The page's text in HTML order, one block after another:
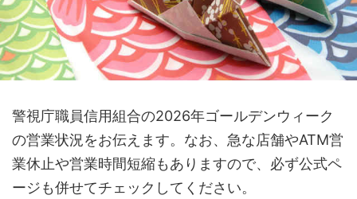
警視庁職員信用組合の2026年ゴールデンウィーク
の営業状況をお伝えます。なお、急な店舗やATM営
業休止や営業時間短縮もありますので、必ず公式ペ
ージも併せてチェックしてください。